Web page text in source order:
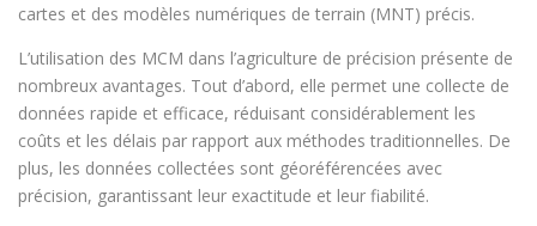
cartes et des modèles numériques de terrain (MNT) précis.
L’utilisation des MCM dans l’agriculture de précision présente de
nombreux avantages. Tout d’abord, elle permet une collecte de
données rapide et efficace, réduisant considérablement les
coûts et les délais par rapport aux méthodes traditionnelles. De
plus, les données collectées sont géoréférencées avec
précision, garantissant leur exactitude et leur fiabilité.